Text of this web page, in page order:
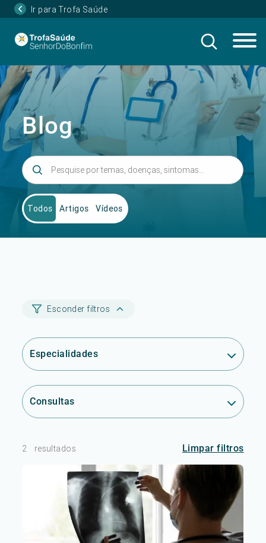
Ir para Trofa Saúde
Blog
Todos Artigos Vídeos
Esconder filtros
Especialidades
Consultas
2 resultados Limpar filtros